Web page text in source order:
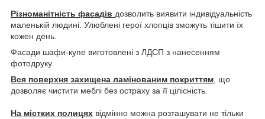
Різноманітність фасадів дозволить виявити індивідуальність
маленькій людині. Улюблені герої хлопців зможуть тішити їх
кожен день.
Фасади шафи-купе виготовлені з ЛДСП з нанесенням
фотодруку.
Вся поверхня захищена ламінованим покриттям, що
дозволяє чистити меблі без остраху за її цілісність.
На містких полицях відмінно можна розташувати не тільки